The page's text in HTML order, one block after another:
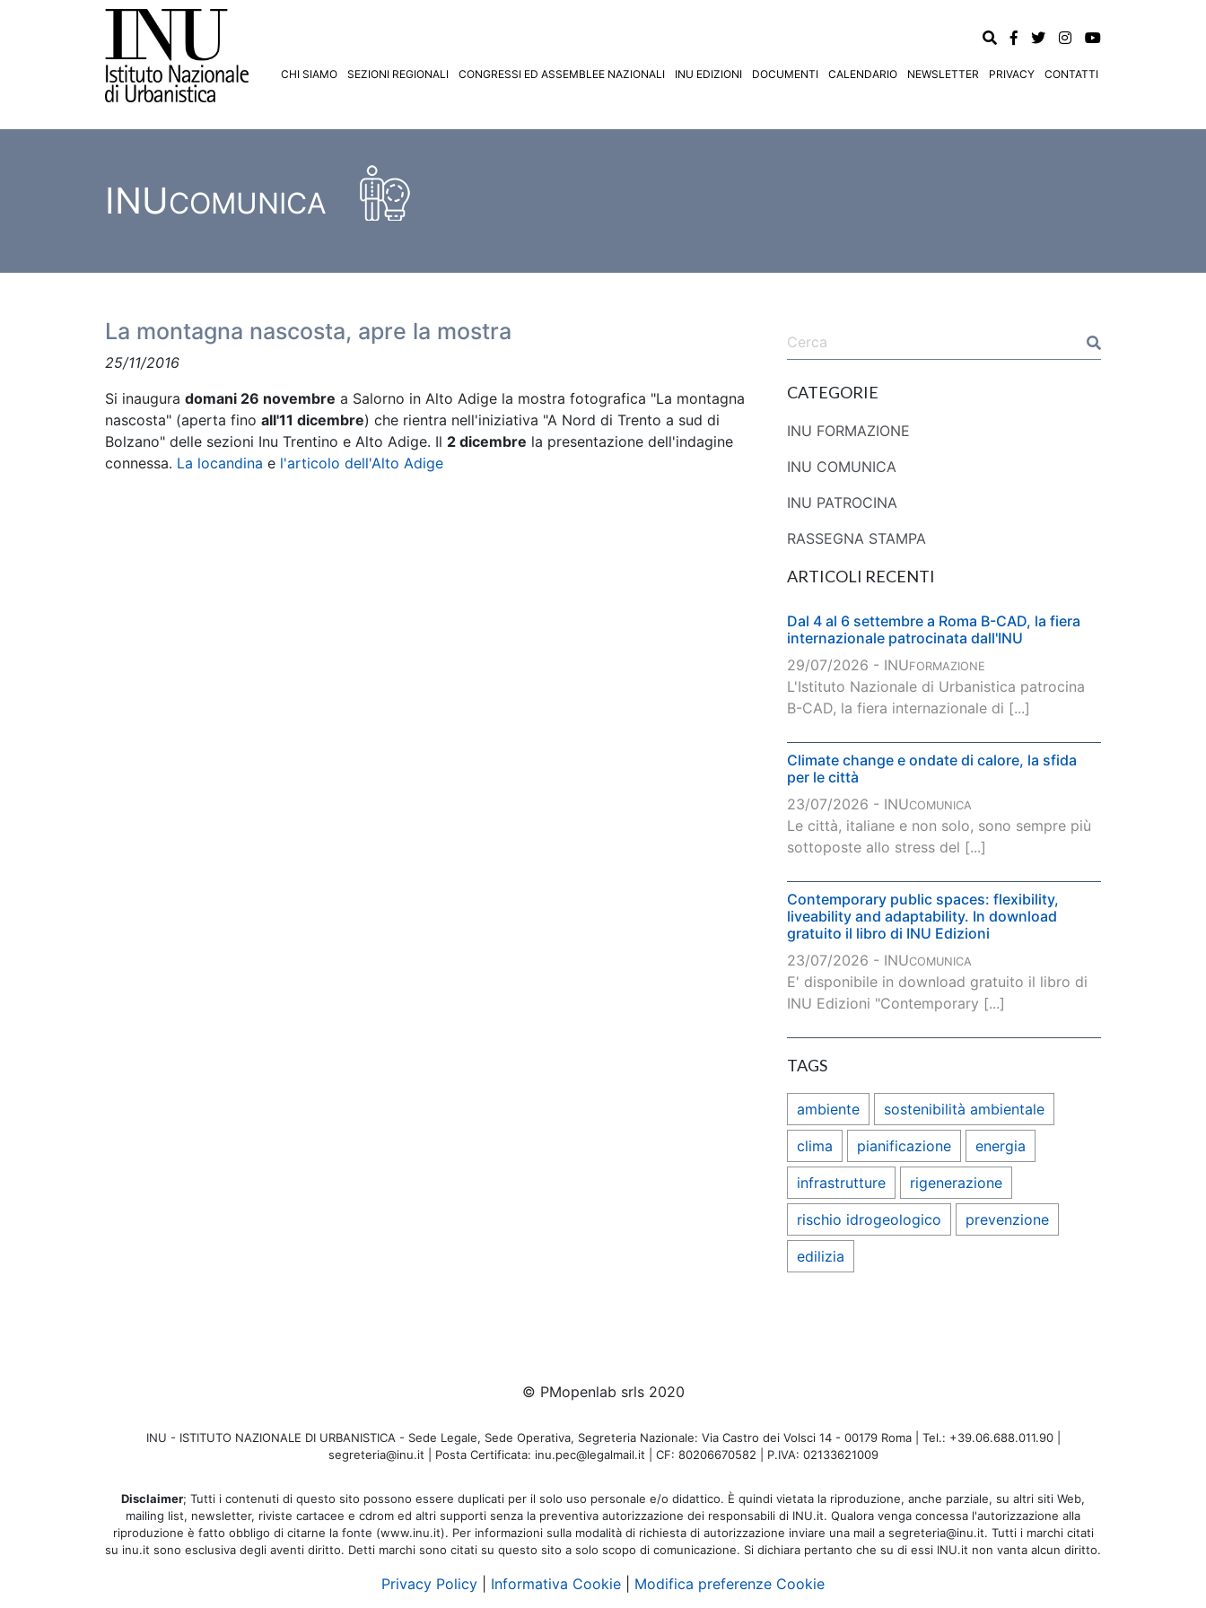
CHI SIAMO SEZIONI REGIONALI CONGRESSI ED ASSEMBLEE NAZIONALI INU EDIZIONI DOCUMENTI CALENDARIO NEWSLETTER PRIVACY CONTATTI
INUCOMUNICA
La montagna nascosta, apre la mostra
25/11/2016
Si inaugura domani 26 novembre a Salorno in Alto Adige la mostra fotografica "La montagna
nascosta" (aperta fino all'11 dicembre) che rientra nell'iniziativa "A Nord di Trento a sud di
Bolzano" delle sezioni Inu Trentino e Alto Adige. Il 2 dicembre la presentazione dell'indagine
connessa. La locandina e l'articolo dell'Alto Adige
CATEGORIE
INU FORMAZIONE
INU COMUNICA
INU PATROCINA
RASSEGNA STAMPA
ARTICOLI RECENTI
Dal 4 al 6 settembre a Roma B-CAD, la fiera
internazionale patrocinata dall'INU
29/07/2026 - INUFORMAZIONE
L'Istituto Nazionale di Urbanistica patrocina
B-CAD, la fiera internazionale di [...]
Climate change e ondate di calore, la sfida
per le città
23/07/2026 - INUCOMUNICA
Le città, italiane e non solo, sono sempre più
sottoposte allo stress del [...]
Contemporary public spaces: flexibility,
liveability and adaptability. In download
gratuito il libro di INU Edizioni
23/07/2026 - INUCOMUNICA
E' disponibile in download gratuito il libro di
INU Edizioni "Contemporary [...]
TAGS
ambiente sostenibilità ambientale
clima pianificazione energia
infrastrutture rigenerazione
rischio idrogeologico prevenzione
edilizia
© PMopenlab srls 2020
INU - ISTITUTO NAZIONALE DI URBANISTICA - Sede Legale, Sede Operativa, Segreteria Nazionale: Via Castro dei Volsci 14 - 00179 Roma | Tel.: +39.06.688.011.90 |
segreteria@inu.it | Posta Certificata: inu.pec@legalmail.it | CF: 80206670582 | P.IVA: 02133621009
Disclaimer; Tutti i contenuti di questo sito possono essere duplicati per il solo uso personale e/o didattico. È quindi vietata la riproduzione, anche parziale, su altri siti Web,
mailing list, newsletter, riviste cartacee e cdrom ed altri supporti senza la preventiva autorizzazione dei responsabili di INU.it. Qualora venga concessa l'autorizzazione alla
riproduzione è fatto obbligo di citarne la fonte (www.inu.it). Per informazioni sulla modalità di richiesta di autorizzazione inviare una mail a segreteria@inu.it. Tutti i marchi citati
su inu.it sono esclusiva degli aventi diritto. Detti marchi sono citati su questo sito a solo scopo di comunicazione. Si dichiara pertanto che su di essi INU.it non vanta alcun diritto.
Privacy Policy Informativa Cookie Modifica preferenze Cookie